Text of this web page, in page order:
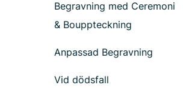
Begravning med Ceremoni
& Bouppteckning
Anpassad Begravning
Vid dödsfall